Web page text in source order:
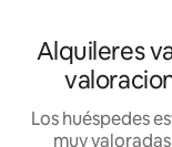
Alquileres
Los huéspedes
muy